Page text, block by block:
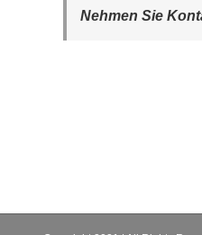
Nehmen Sie